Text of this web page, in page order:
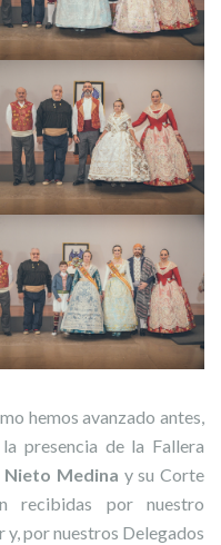
hemos avanzado antes,
presencia de la Fallera
Nieto Medina y su Corte
recibidas por nuestro
y, por nuestros Delegados